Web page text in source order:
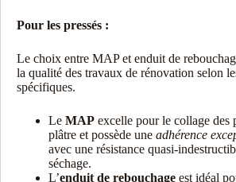
Pour les pressés :
Le choix entre MAP et enduit de
la qualité des travaux de rénovation selon
spécifiques.
Le MAP excelle pour le collage des
plâtre et possède une adhérence
avec une résistance quasi-
séchage.
L’enduit de rebouchage est idéal